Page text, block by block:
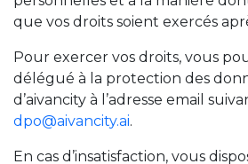
que vos droits soient exercés
Pour exercer vos droits, vous
délégué à la protection des
d’aivancity à l’adresse email
dpo@aivancity.ai.
En cas d’insatisfaction, vous